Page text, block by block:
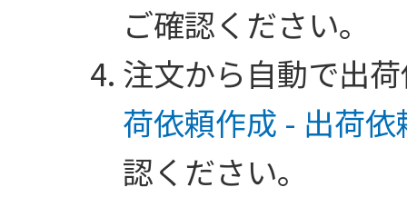
ご確認ください。
注文から自動で出
荷依頼作成 - 出荷
認ください。